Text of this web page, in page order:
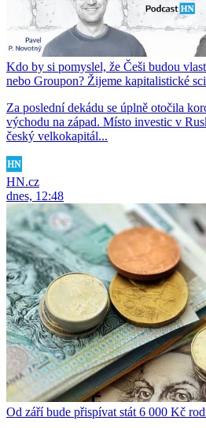
Kdo by si pomyslel, že Češi budou
nebo Groupon? Žijeme kapitalistické
Za poslední dekádu se úplně otočila
východu na západ. Místo investic v
český velkokapitál...
HN.cz
dnes, 12:48
Od září bude přispívat stát 6 000 Kč